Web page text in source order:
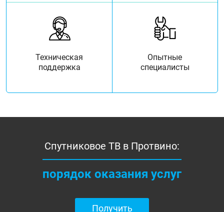
Техническая
поддержка
Опытные
специалисты
Спутниковое ТВ в Протвино:
порядок оказания услуг
Получить